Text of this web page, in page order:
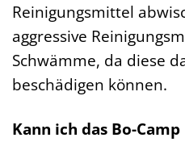
Reinigungsmittel
aggressive
Schwämme, da diese
beschädigen können.
Kann ich das Bo-